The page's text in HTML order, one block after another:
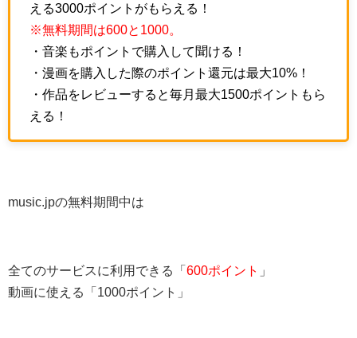
える3000ポイントがもらえる！
※無料期間は600と1000。
・音楽もポイントで購入して聞ける！
・漫画を購入した際のポイント還元は最大10%！
・作品をレビューすると毎月最大1500ポイントもら
える！
music.jpの無料期間中は
全てのサービスに利用できる「 600ポイント
」
動画に使える「1000ポイント」